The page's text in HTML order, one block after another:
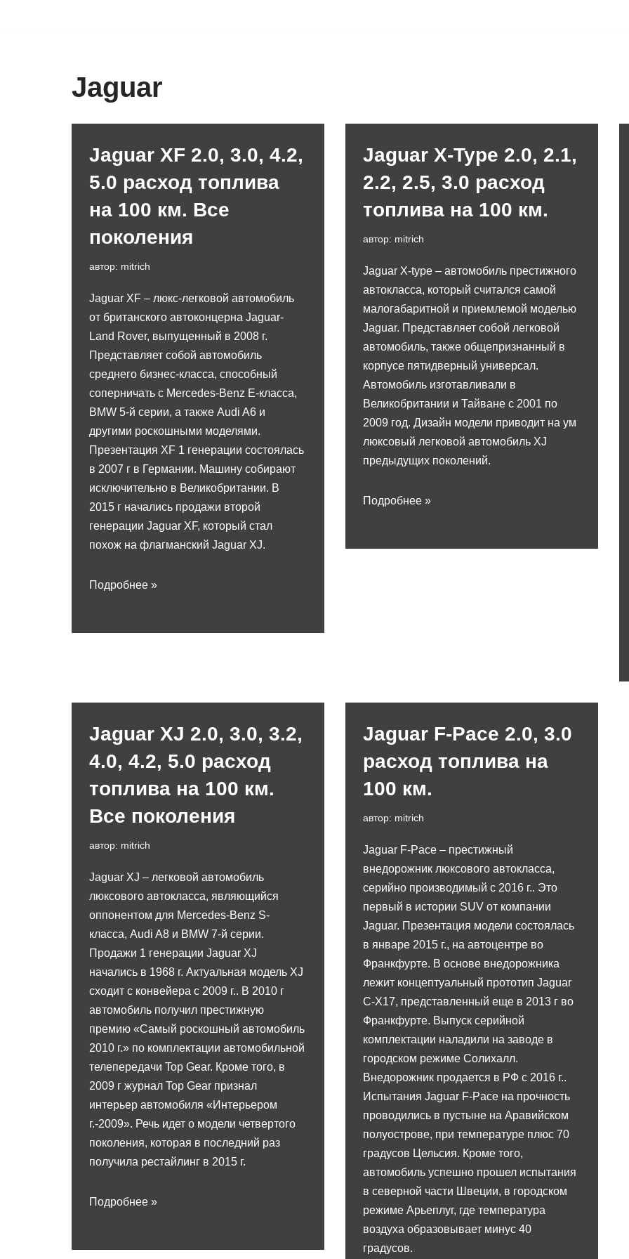
содержимомуJaguar
Jaguar XF 2.0, 3.0, 4.2,
5.0 расход топлива
на 100 км. Все
поколения
автор: mitrich
Jaguar XF – люкс-легковой автомобиль
от британского автоконцерна Jaguar-
Land Rover, выпущенный в 2008 г.
Представляет собой автомобиль
среднего бизнес-класса, способный
соперничать с Mercedes-Benz Е-класса,
BMW 5-й серии, а также Audi A6 и
другими роскошными моделями.
Презентация XF 1 генерации состоялась
в 2007 г в Германии. Машину собирают
исключительно в Великобритании. В
2015 г начались продажи второй
генерации Jaguar XF, который стал
похож на флагманский Jaguar XJ.
Подробнее »
Jaguar X-Type 2.0, 2.1,
2.2, 2.5, 3.0 расход
топлива на 100 км.
автор: mitrich
Jaguar X-type – автомобиль престижного
автокласса, который считался самой
малогабаритной и приемлемой моделью
Jaguar. Представляет собой легковой
автомобиль, также общепризнанный в
корпусе пятидверный универсал.
Автомобиль изготавливали в
Великобритании и Тайване с 2001 по
2009 год. Дизайн модели приводит на ум
люксовый легковой автомобиль XJ
предыдущих поколений.
Подробнее »
Jaguar XJ 2.0, 3.0, 3.2,
4.0, 4.2, 5.0 расход
топлива на 100 км.
Все поколения
автор: mitrich
Jaguar XJ – легковой автомобиль
люксового автокласса, являющийся
оппонентом для Mercedes-Benz S-
класса, Audi A8 и BMW 7-й серии.
Продажи 1 генерации Jaguar XJ
начались в 1968 г. Актуальная модель XJ
сходит с конвейера с 2009 г.. В 2010 г
автомобиль получил престижную
премию «Самый роскошный автомобиль
2010 г.» по комплектации автомобильной
телепередачи Top Gear. Кроме того, в
2009 г журнал Top Gear признал
интерьер автомобиля «Интерьером
г.-2009». Речь идет о модели четвертого
поколения, которая в последний раз
получила рестайлинг в 2015 г.
Подробнее »
Jaguar F-Pace 2.0, 3.0
расход топлива на
100 км.
автор: mitrich
Jaguar F-Pace – престижный
внедорожник люксового автокласса,
серийно производимый с 2016 г.. Это
первый в истории SUV от компании
Jaguar. Презентация модели состоялась
в январе 2015 г., на автоцентре во
Франкфурте. В основе внедорожника
лежит концептуальный прототип Jaguar
C-X17, представленный еще в 2013 г во
Франкфурте. Выпуск серийной
комплектации наладили на заводе в
городском режиме Солихалл.
Внедорожник продается в РФ с 2016 г..
Испытания Jaguar F-Pace на прочность
проводились в пустыне на Аравийском
полуострове, при температуре плюс 70
градусов Цельсия. Кроме того,
автомобиль успешно прошел испытания
в северной части Швеции, в городском
режиме Арьеплуг, где температура
воздуха образовывает минус 40
градусов.